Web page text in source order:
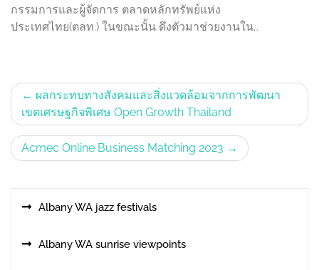
กรรมการและผู้จัดการ ตลาดหลักทรัพย์แห่ง
ประเทศไทย(ตลท.) ในขณะนั้น ดึงตัวมาช่วยงานใน…
Post
navigation
ผลกระทบทางสังคมและสิ่งแวดล้อมจากการพัฒนา
เขตเศรษฐกิจพิเศษ Open Growth Thailand
Acmec Online Business Matching 2023
Albany WA jazz festivals
Albany WA sunrise viewpoints